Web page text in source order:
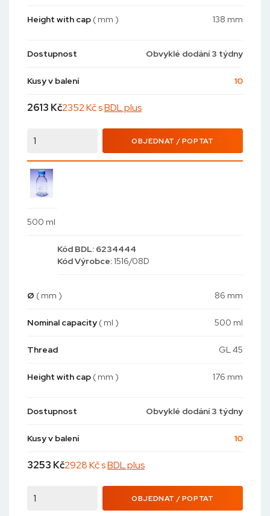
Height with cap ( mm ) 138 mm
Dostupnost Obvyklé dodání 3 týdny
Kusy v balení 10
2613 Kč2352 Kč sBDL plus
OBJEDNAT / POPTAT
500 ml
Kód BDL: 6234444
KódVýrobce:1516/08D
Ø ( mm ) 86 mm
Nominal capacity ( ml ) 500 ml
Thread GL 45
Height with cap ( mm ) 176 mm
Dostupnost Obvyklé dodání 3 týdny
Kusy v balení 10
3253 Kč2928 Kč sBDL plus
OBJEDNAT / POPTAT